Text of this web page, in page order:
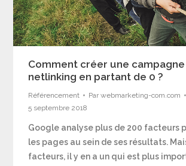
Comment créer une
netlinking en partant de 0 ?
Référencement Parwebmarketing-com.com
5 septembre 2018
Google analyse plus de 200 facteurs
les pages au sein de ses résultats.
facteurs, il y en a un qui est plus